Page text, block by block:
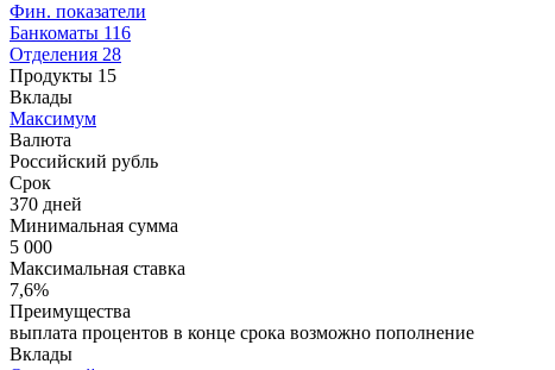
Фин. показатели
Банкоматы 116
Отделения 28
Продукты 15
Вклады
Максимум
Валюта
Российский рубль
Срок
370 дней
Минимальная сумма
5 000
Максимальная ставка
7,6%
Преимущества
выплата процентов в конце срока возможно пополнение
Вклады